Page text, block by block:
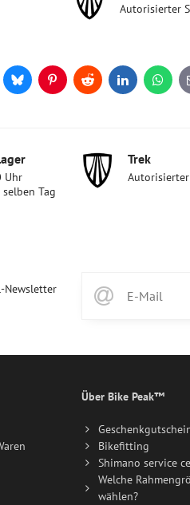
Autorisierter
BlueskyPinterestRedditLinkedIn
Uhr
Tag
Trek
Newsletter
Über Bike Peak™
Bikefitting
Shimano service
Welche
wählen?